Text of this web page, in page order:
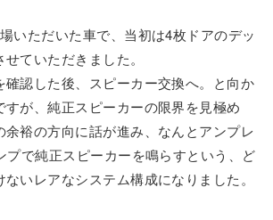
いただいた車で、当初は4枚ドアのデッ
ていただきました。
確認した後、スピーカー交換へ。と向か
すが、純正スピーカーの限界を見極め
余裕の方向に話が進み、なんとアンプレ
プで純正スピーカーを鳴らすという、ど
いレアなシステム構成になりました。